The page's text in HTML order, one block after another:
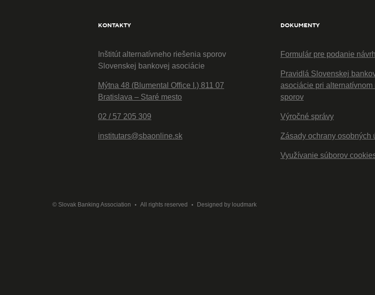
KONTAKTY
Inštitút alternatívneho riešenia sporov
Slovenskej bankovej asociácie
Mýtna 48 (Blumental Office I.) 811 07
Bratislava – Staré mesto
02 / 57 205 309
institutars@sbaonline.sk
DOKUMENTY
Formulár pre podanie
Pravidlá Slovenskej
asociácie pri alternatívnom
sporov
Výročné správy
Zásady ochrany osobných
Využívanie súborov
© Slovak Banking Association All rights reserved Designed by loudmark